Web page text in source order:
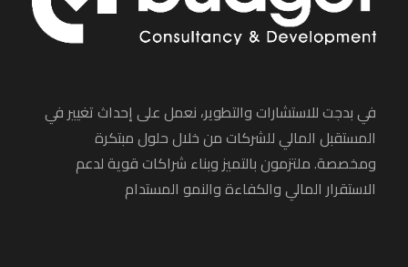
في بدجت للاستشارات والتطوير، نعمل على إحداث تغيير في
المستقبل المالي للشركات من خلال حلول مبتكرة
ومخصصة. ملتزمون بالتميز وبناء شراكات قوية لدعم
الاستقرار المالي والكفاءة والنمو المستدام